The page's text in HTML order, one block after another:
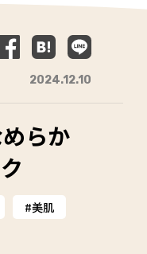
2024.12.10
らか
美肌